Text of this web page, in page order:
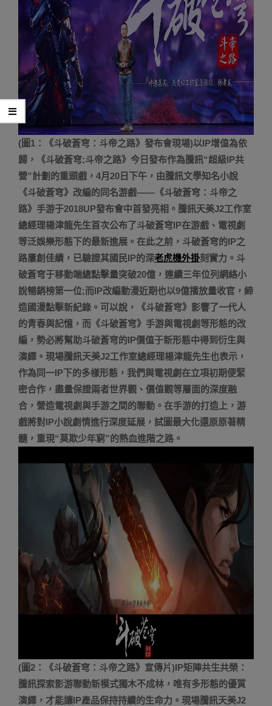
(圖1：《斗破蒼穹：斗帝之路》發布會現場)以IP增值為依
歸，《斗破蒼穹;斗帝之路》今日發布作為騰訊“超級IP共
營”計劃的重頭戲，4月20日下午，由騰訊文學知名小說
《斗破蒼穹》改編的同名游戲——《斗破蒼穹：斗帝之
路》手游于2018UP發布會中首發亮相。騰訊天美J2工作室
總經理楊津龍先生首次公布了斗破蒼穹IP在游戲、電視劇
等泛娛樂形態下的最新進展。在此之前，斗破蒼穹的IP之
路屢創佳績，已驗證其國民IP的深老虎機外掛刻實力。斗
破蒼穹于移動端總點擊量突破20億，連續三年位列網絡小
說暢銷榜第一位;而IP改編動漫近期也以9億播放量收官，締
造國漫點擊新紀錄。可以說，《斗破蒼穹》影響了一代人
的青春與記憶，而《斗破蒼穹》手游與電視劇等形態的改
編，勢必將幫助斗破蒼穹的IP價值于新形態中得到衍生與
演繹。現場騰訊天美J2工作室總經理楊津龍先生也表示，
作為同一IP下的多樣形態，我們與電視劇在立項初期便緊
密合作，盡量保證兩者世界觀、價值觀等層面的深度融
合，營造電視劇與手游之間的聯動。在手游的打造上，游
戲將對IP小說劇情進行深度延展，試圖最大化還原原著精
髓，重現“莫欺少年窮”的熱血進階之路。
(圖2：《斗破蒼穹：斗帝之路》宣傳片)IP矩陣共生共榮：
騰訊探索影游聯動新模式獨木不成林，唯有多形態的優質
演繹，才能讓IP產品保持持續的生命力。現場騰訊天美J2